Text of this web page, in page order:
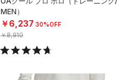
MEN）
￥6,237 30%OFF
￥8,910